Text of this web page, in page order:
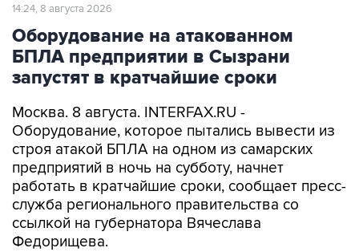
14:24, 8 августа 2026
Оборудование на атакованном
БПЛА предприятии в Сызрани
запустят в кратчайшие сроки
Москва. 8 августа. INTERFAX.RU -
Оборудование, которое пытались вывести из
строя атакой БПЛА на одном из самарских
предприятий в ночь на субботу, начнет
работать в кратчайшие сроки, сообщает пресс-
служба регионального правительства со
ссылкой на губернатора Вячеслава
Федорищева.